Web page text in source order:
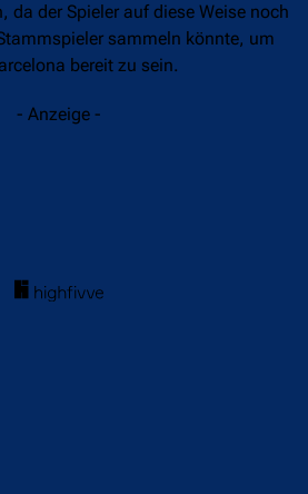
da der Spieler auf diese Weise noch
sammeln könnte, um
bereit zu sein.
- Anzeige -